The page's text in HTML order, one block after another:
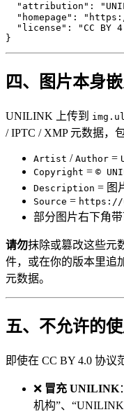
  "attribution"
: "
  "homepage"
: "
  "license"
: "CC BY
}
四、图片本身
UNILINK 上传到
/ IPTC / XMP 元数据，包
Artist / Author =
Copyright = ©
Description = 图
Source = https://
部分图片右下角
请勿抹除或篡改这些元
件，或在你的版本里追
元数据。
五、不允许的
即使在 CC BY 4.0 协议
❌ 冒充 UNILINK
机构”、